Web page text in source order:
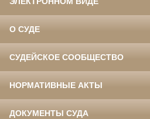
О СУДЕ
СУДЕЙСКОЕ СООБЩЕСТВО
НОРМАТИВНЫЕ АКТЫ
ДОКУМЕНТЫ СУДА